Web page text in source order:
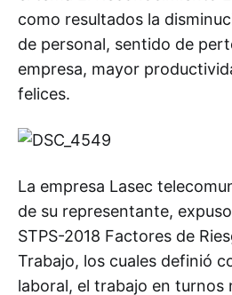
como resultados la
de personal, sentido de
empresa, mayor
felices.
La empresa Lasec
de su representante,
STPS-2018 Factores de
Trabajo, los cuales definió
laboral, el trabajo en turnos